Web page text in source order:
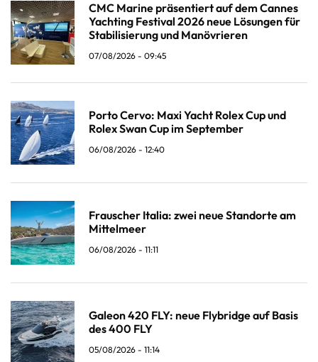
CMC Marine präsentiert auf dem Cannes
Yachting Festival 2026 neue Lösungen für
Stabilisierung und Manövrieren
07/08/2026 - 09:45
Porto Cervo: Maxi Yacht Rolex Cup und
Rolex Swan Cup im September
06/08/2026 - 12:40
Frauscher Italia: zwei neue Standorte am
Mittelmeer
06/08/2026 - 11:11
Galeon 420 FLY: neue Flybridge auf Basis
des 400 FLY
05/08/2026 - 11:14